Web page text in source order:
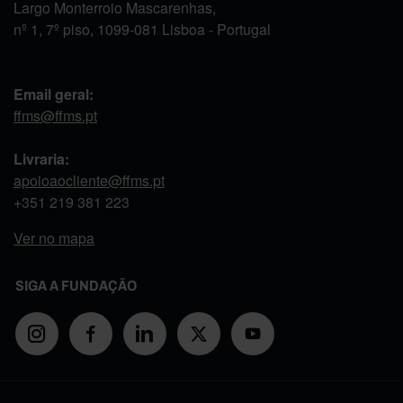
Largo Monterroio Mascarenhas,
nº 1, 7º piso, 1099-081 Lisboa - Portugal
Email geral:
ffms@ffms.pt
Livraria:
apoioaocliente@ffms.pt
+351 219 381 223
Ver no mapa
SIGA A FUNDAÇÃO